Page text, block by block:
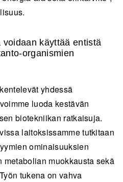
käyttää entistä
organismien
yhdessä
luoda kestävän
biotekniikan ratkaisuja.
laitoksissamme tutkitaan
ominaisuuksien
muokkausta sekä
tukena on vahva